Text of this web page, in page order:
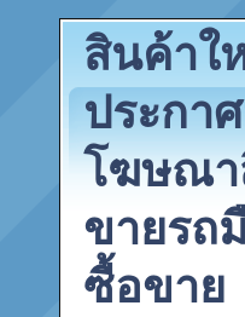
สินค้าใ
ประกา
โฆษณา
ขายรถ
ซื้อขาย